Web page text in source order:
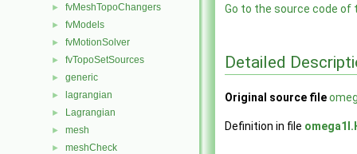
► fvMeshTopoChangers
► fvModels
► fvMotionSolver
► fvTopoSetSources
► generic
► lagrangian
► Lagrangian
► mesh
► meshCheck
Go to the source code of
Detailed
Original source file
Definition in file